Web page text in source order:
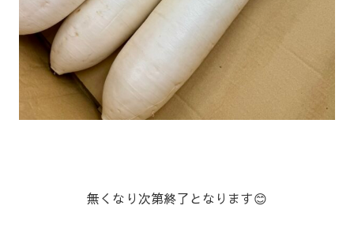
無くなり次第終了となります😊